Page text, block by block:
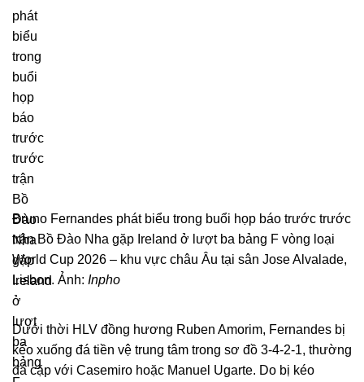
Bruno Fernandes phát biểu trong buổi họp báo trước trước
trận Bồ Đào Nha gặp Ireland ở lượt ba bảng F vòng loại
World Cup 2026 – khu vực châu Âu tại sân Jose Alvalade,
Lisbon. Ảnh: Inpho
Dưới thời HLV đồng hương Ruben Amorim, Fernandes bị
kéo xuống đá tiền vệ trung tâm trong sơ đồ 3-4-2-1, thường
đá cặp với Casemiro hoặc Manuel Ugarte. Do bị kéo